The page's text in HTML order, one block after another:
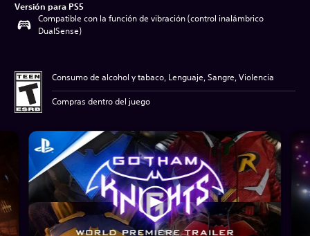
Versión para PS5
Compatible con la función de vibración (control inalámbrico
DualSense)
Consumo de alcohol y tabaco, Lenguaje, Sangre, Violencia
Compras dentro del juego